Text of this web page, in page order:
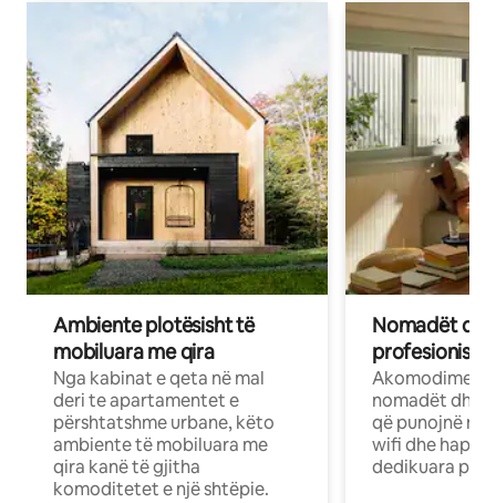
Ambiente plotësisht të
mobiluara me qira
Nga kabinat e qeta në mal
deri te apartamentet e
përshtatshme urbane, këto
ambiente të mobiluara me
qira kanë të gjitha
komoditetet e një shtëpie.
Nomadët
Akomodime
nomadët dhe
që punojnë në
wifi dhe
dedikuara